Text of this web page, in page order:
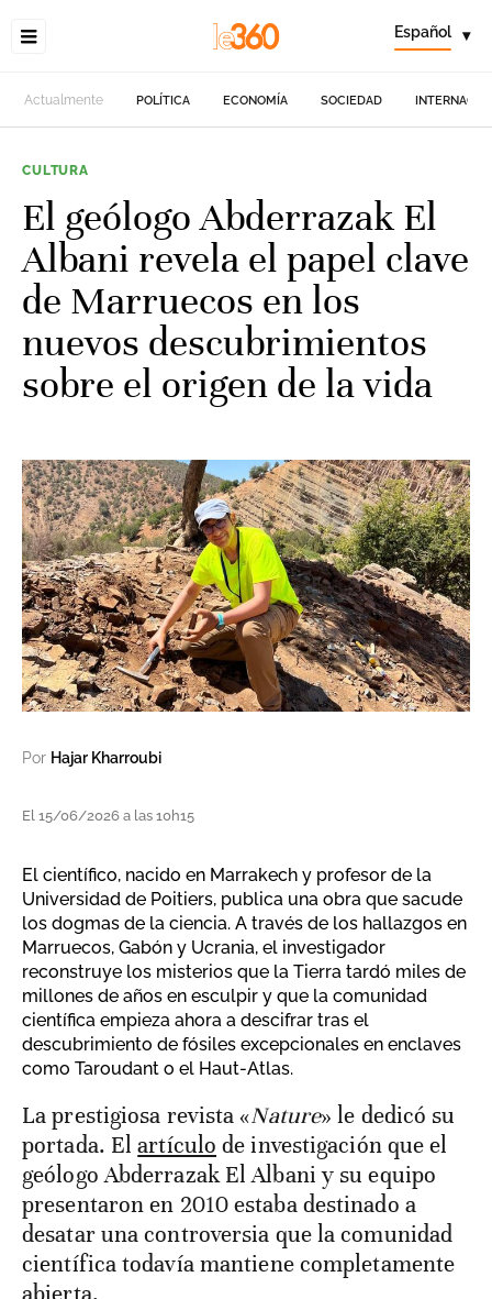
Español ▾
Actualmente POLÍTICA ECONOMÍA SOCIEDAD
CULTURA
El geólogo Abderrazak El
Albani revela el papel clave
de Marruecos en los
nuevos descubrimientos
sobre el origen de la vida
Por Hajar Kharroubi
El 15/06/2026 a las 10h15
El científico, nacido en Marrakech y profesor de la
Universidad de Poitiers, publica una obra que sacude
los dogmas de la ciencia. A través de los hallazgos en
Marruecos, Gabón y Ucrania, el investigador
reconstruye los misterios que la Tierra tardó miles de
millones de años en esculpir y que la comunidad
científica empieza ahora a descifrar tras el
descubrimiento de fósiles excepcionales en enclaves
como Taroudant o el Haut-Atlas.
La prestigiosa revista «Nature» le dedicó su
portada. Elartículo de investigación que el
geólogo Abderrazak El Albani y su equipo
presentaron en 2010 estaba destinado a
desatar una controversia que la comunidad
científica todavía mantiene completamente